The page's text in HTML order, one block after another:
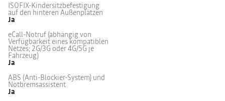
ISOFIX-Kindersitzbefestigung
auf den hinteren Außenplätzen
Ja
eCall-Notruf (abhängig von
Verfügbarkeit eines kompatiblen
Netzes; 2G/3G oder 4G/5G je
Fahrzeug)
Ja
ABS (Anti-Blockier-System) und
Notbremsassistent
Ja